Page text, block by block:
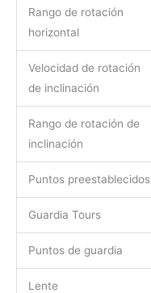
Rango de rotación
horizontal
Velocidad de rotación
de inclinación
Rango de rotación de
inclinación
Puntos preestablecidos
Guardia Tours
Puntos de guardia
Lente